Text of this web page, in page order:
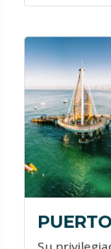
exaltar
Al
bares,